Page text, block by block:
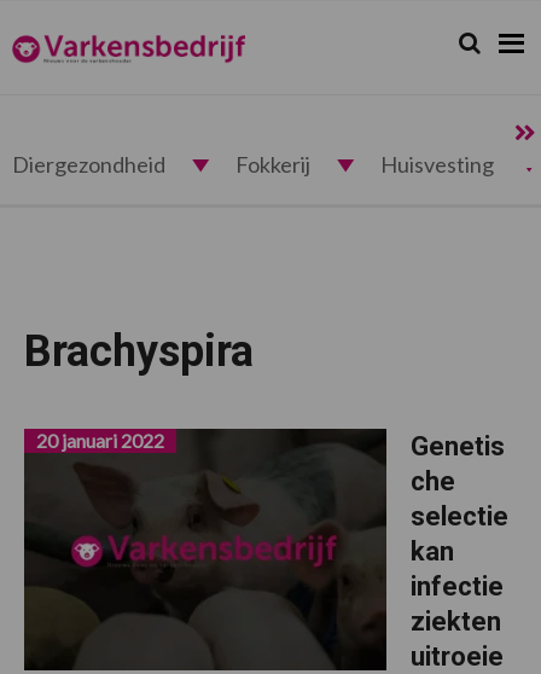
de
hoofdnavigatie
de
hoofd
de
voettekst
Varkensbedrijf.nl Zoeken...
Zoek
Diergezondheid Fokkerij Huisvesting
Brachyspira
Genetis
che
selectie
kan
infectie
ziekten
uitroeie
20 januari 2022